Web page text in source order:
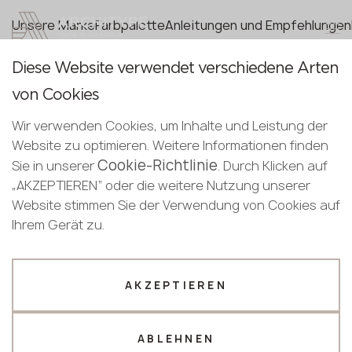
Deutsch
+48 22 602 20 22
Partner werden
Unsere MarkeFarbpaletteAnleitungen und Empfehlungen
info@architype.eu
Katalog
Steine
Quarzstein
Spülbecken und Waschbecken
HPL laminate
Informationen
Für Steinverarbeiter
Wie funktioniert das
Zusammenarbeit
Fassaden
Leitfaden für Designer
Galerie
Online-Designer
Partner werden
Senden Sie Ihre Daten oder rufen Sie uns
an
+48 22 602 20 22
Ihr Geschäftsprofil
Dankeschön!
Unsere Manager werden Sie in Kürze
kontaktieren
Diese Website verwendet verschiedene Arten
von Cookies
Wir verwenden Cookies, um Inhalte und Leistung der
Website zu optimieren. Weitere Informationen finden
Sie in unsererCookie-Richtlinie. Durch Klicken auf
„AKZEPTIEREN“ oder die weitere Nutzung unserer
Website stimmen Sie der Verwendung von Cookies auf
Ihrem Gerät zu.
ABLEHNEN
AKZEPTIEREN